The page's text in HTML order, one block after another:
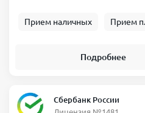
Прием наличных Прием
Подробнее
Сбербанк России